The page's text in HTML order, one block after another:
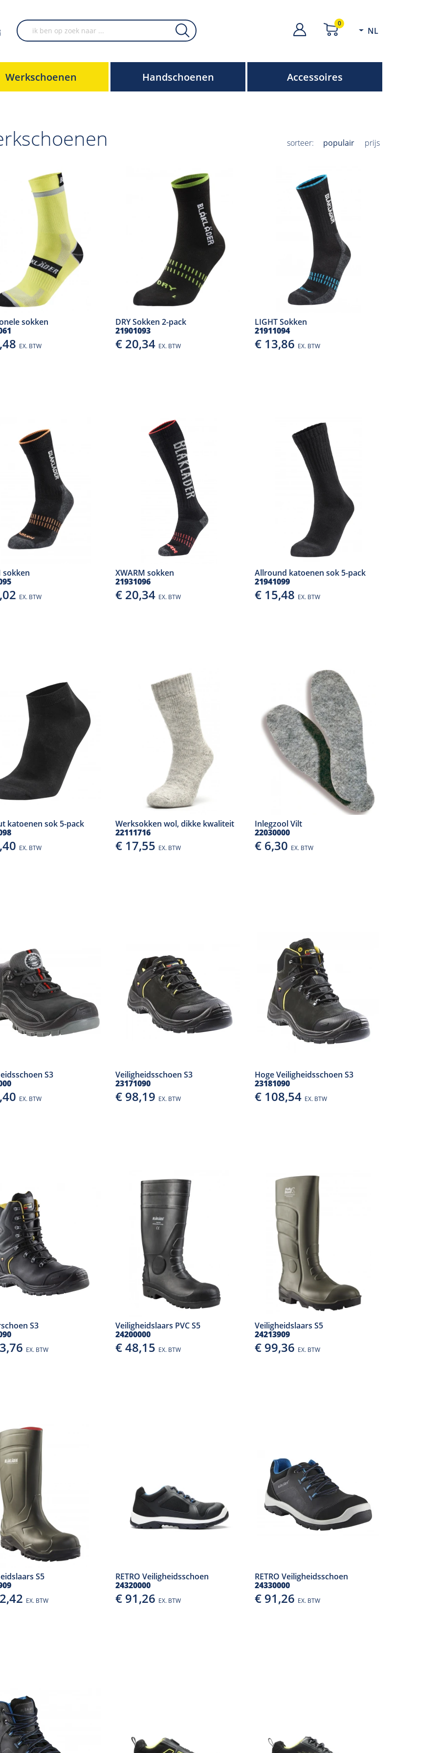
0
NL
Werkschoenen Handschoenen Accessoires
sorteer: populair prijs
sokken
EX. BTW
DRY Sokken 2-pack
21901093
€ 20,34 EX. BTW
LIGHT Sokken
21911094
€ 13,86 EX. BTW
sokken
EX. BTW
XWARM sokken
21931096
€ 20,34 EX. BTW
Allround katoenen sok 5-pack
21941099
€ 15,48 EX. BTW
katoenen sok 5-pack
EX. BTW
Werksokken wol, dikke kwaliteit
22111716
€ 17,55 EX. BTW
Inlegzool Vilt
22030000
€ 6,30 EX. BTW
S3
EX. BTW
Veiligheidsschoen S3
23171090
€ 98,19 EX. BTW
Hoge Veiligheidsschoen S3
23181090
€ 108,54 EX. BTW
S3
EX. BTW
Veiligheidslaars PVC S5
24200000
€ 48,15 EX. BTW
Veiligheidslaars S5
24213909
€ 99,36 EX. BTW
S5
EX. BTW
RETRO Veiligheidsschoen
24320000
€ 91,26 EX. BTW
RETRO Veiligheidsschoen
24330000
€ 91,26 EX. BTW